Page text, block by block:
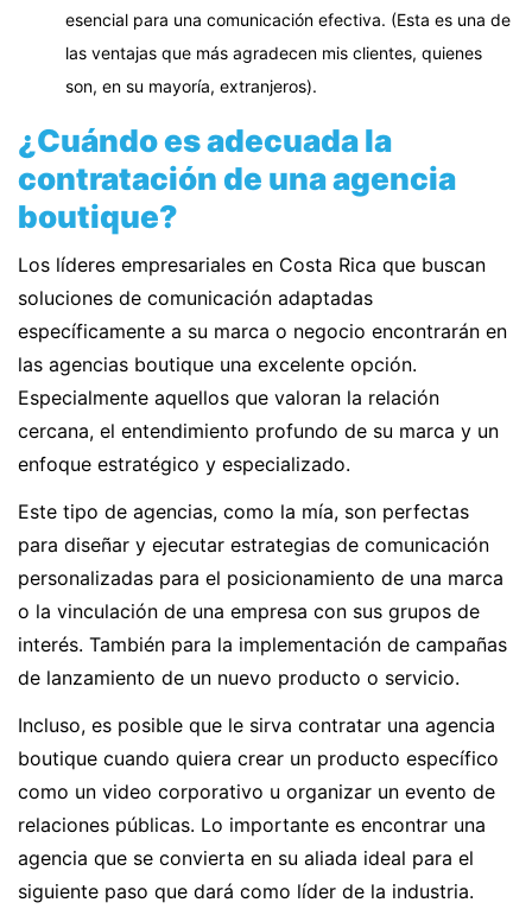
esencial para una comunicación efectiva. (Esta es una de
las ventajas que más agradecen mis clientes, quienes
son, en su mayoría, extranjeros).
¿Cuándo es adecuada la
contratación de una agencia
boutique?
Los líderes empresariales en Costa Rica que buscan
soluciones de comunicación adaptadas
específicamente a su marca o negocio encontrarán en
las agencias boutique una excelente opción.
Especialmente aquellos que valoran la relación
cercana, el entendimiento profundo de su marca y un
enfoque estratégico y especializado.
Este tipo de agencias, como la mía, son perfectas
para diseñar y ejecutar estrategias de comunicación
personalizadas para el posicionamiento de una marca
o la vinculación de una empresa con sus grupos de
interés. También para la implementación de campañas
de lanzamiento de un nuevo producto o servicio.
Incluso, es posible que le sirva contratar una agencia
boutique cuando quiera crear un producto específico
como un video corporativo u organizar un evento de
relaciones públicas. Lo importante es encontrar una
agencia que se convierta en su aliada ideal para el
siguiente paso que dará como líder de la industria.